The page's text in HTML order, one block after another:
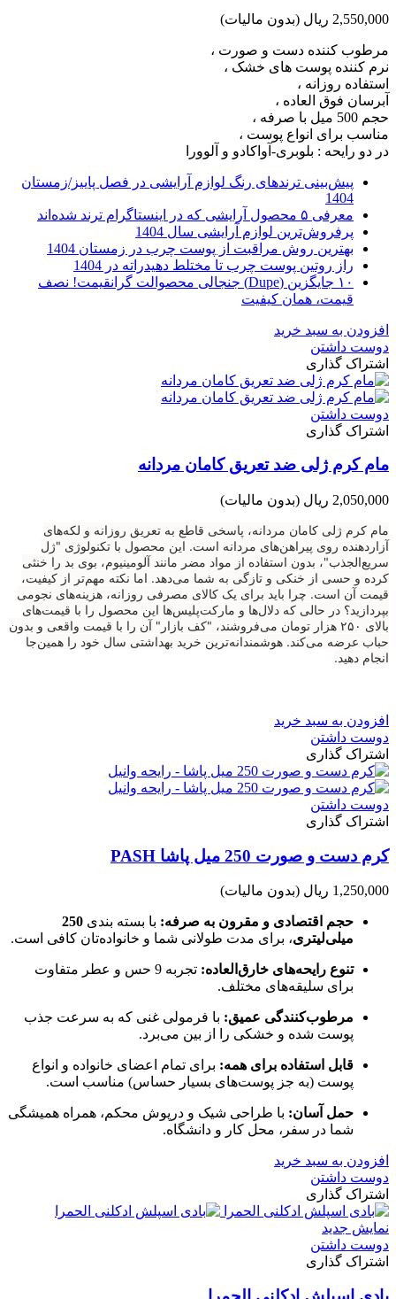
2,550,000 ریال (بدون مالیات)
مرطوب کننده دست و صورت ،
نرم کننده پوست های خشک ،
استفاده روزانه ،
آبرسان فوق العاده ،
حجم 500 میل با صرفه ،
مناسب برای انواع پوست ،
در دو رایحه : بلوبری-آواکادو و آلوورا
پیش‌بینی ترندهای رنگ لوازم آرایشی در فصل پاییز/زمستان
1404
معرفی ۵ محصول آرایشی که در اینستاگرام ترند شده‌اند
پرفروش‌ترین لوازم آرایشی سال 1404
بهترین روش مراقبت از پوست چرب در زمستان 1404
راز روتین پوست چرب تا مختلط دهیدراته در 1404
۱۰ جایگزین (Dupe) جنجالی محصوالت گرانقیمت! نصف
قیمت، همان کیفیت
افزودن به سبد خرید
دوست داشتن
اشتراک گذاری
دوست داشتن
اشتراک گذاری
مام کرم ژلی ضد تعریق کامان مردانه
2,050,000 ریال
(بدون مالیات)
مام کرم ژلی کامان مردانه، پاسخی قاطع به تعریق روزانه و لکه‌های
آزاردهنده روی پیراهن‌های مردانه است. این محصول با تکنولوژی "ژل
سریع‌الجذب"، بدون استفاده از مواد مضر مانند آلومینیوم، بوی بد را خنثی
کرده و حسی از خنکی و تازگی به شما می‌دهد. اما نکته مهم‌تر از کیفیت،
قیمت آن است. چرا باید برای یک کالای مصرفی روزانه، هزینه‌های نجومی
بپردازید؟ در حالی که دلال‌ها و مارکت‌پلیس‌ها این محصول را با قیمت‌های
بالای ۲۵۰ هزار تومان می‌فروشند، "کف بازار" آن را با قیمت واقعی و بدون
حباب عرضه می‌کند. هوشمندانه‌ترین خرید بهداشتی سال خود را همین‌جا
انجام دهید.
افزودن به سبد خرید
دوست داشتن
اشتراک گذاری
دوست داشتن
اشتراک گذاری
کرم دست و صورت 250 میل پاشا PASH
1,250,000 ریال (بدون مالیات)
حجم اقتصادی و مقرون به صرفه: با بسته بندی 250
میلی‌لیتری، برای مدت طولانی شما و خانواده‌تان کافی است.
تنوع رایحه‌های خارق‌العاده:
تجربه 9 حس و عطر متفاوت
برای سلیقه‌های مختلف.
مرطوب‌کنندگی عمیق: با فرمولی غنی که به سرعت جذب
پوست شده و خشکی را از بین می‌برد.
قابل استفاده برای همه: برای تمام اعضای خانواده و انواع
پوست (به جز پوست‌های بسیار حساس) مناسب است.
حمل آسان: با طراحی شیک و درپوش محکم، همراه همیشگی
شما در سفر، محل کار و دانشگاه.
افزودن به سبد خرید
دوست داشتن
اشتراک گذاری
نمایش جدید
دوست داشتن
اشتراک گذاری